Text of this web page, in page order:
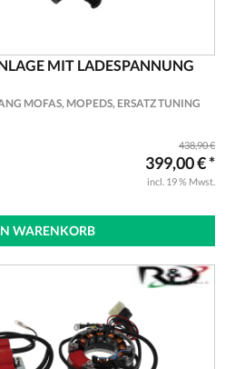
MIT LADESPANNUNG
MOFAS, MOPEDS, ERSATZ TUNING
438,90 €
399,00 € *
incl. 19 % Mwst.
WARENKORB